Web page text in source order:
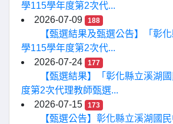
學115學年度第2次代...
2026-07-09
188
【甄選結果及甄選公告】「彰
學115學年度第2次代...
2026-07-24
177
【甄選結果】「彰化縣立溪湖
度第2次代理教師甄選...
2026-07-15
173
【甄選公告】彰化縣立溪湖國